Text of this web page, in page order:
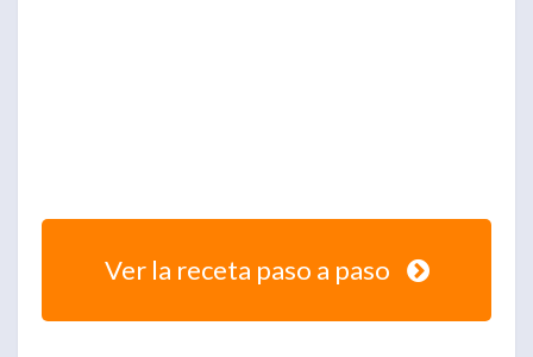
Ver la receta paso a paso